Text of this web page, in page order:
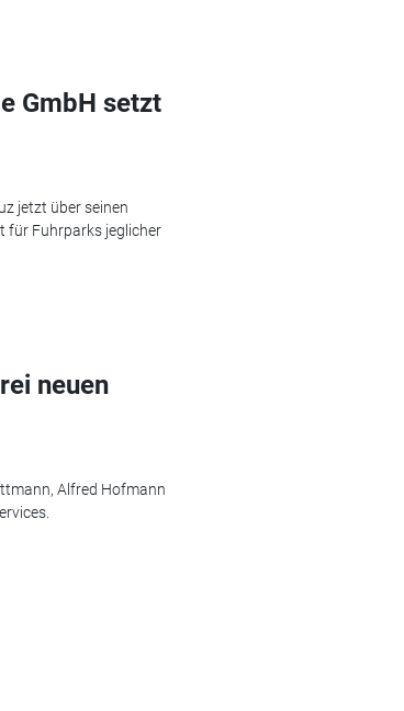
GmbH setzt
jetzt über seinen
für Fuhrparks jeglicher
neuen
Alfred Hofmann